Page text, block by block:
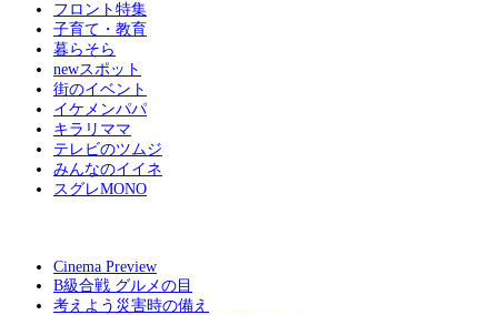
フロント特集
子育て・教育
暮らそら
newスポット
街のイベント
イケメンパパ
キラリママ
テレビのツムジ
みんなのイイネ
スグレMONO
Cinema Preview
B級合戦 グルメの目
考えよう災害時の備え